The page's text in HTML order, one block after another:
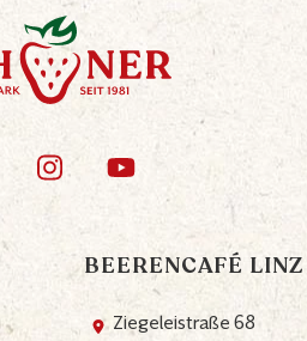
BEERENCAFÉ LINZ
Ziegeleistraße 68